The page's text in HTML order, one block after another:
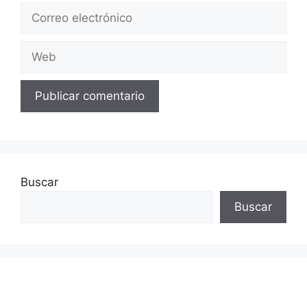
electrónico
Buscar
Buscar